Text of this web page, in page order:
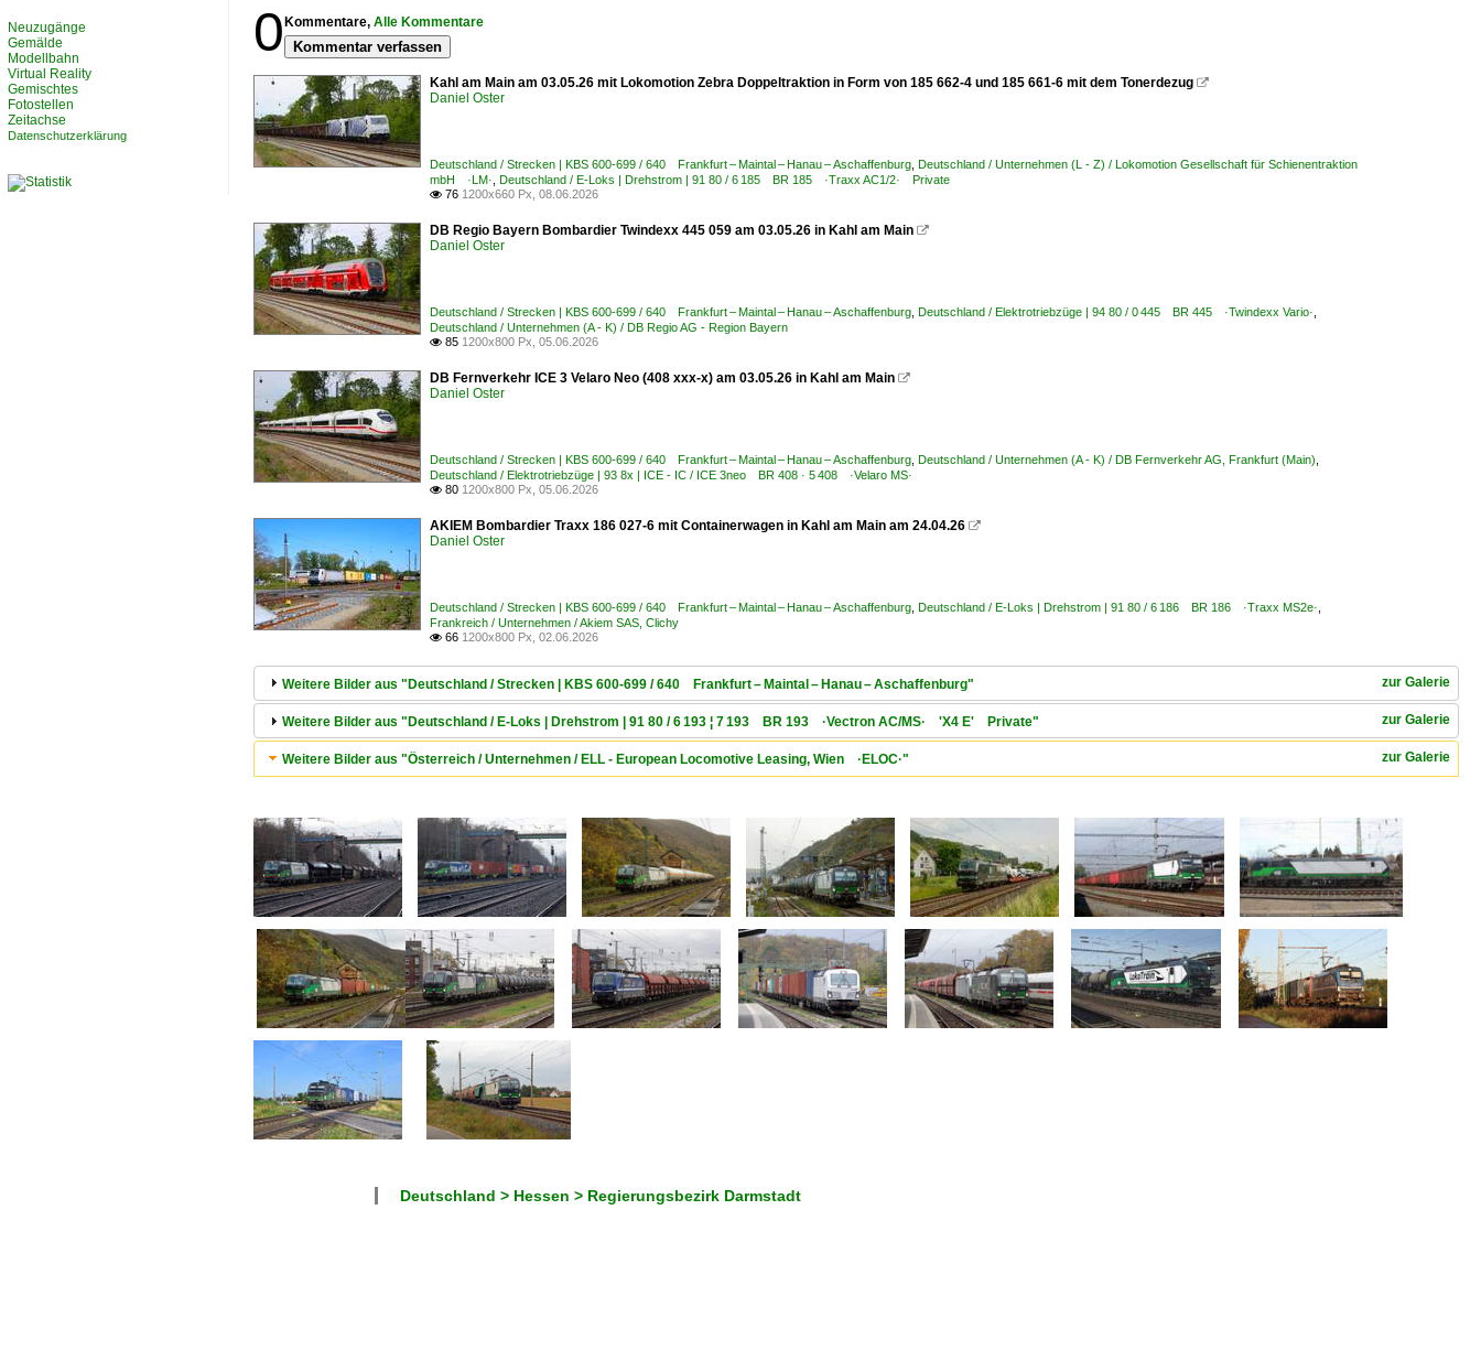
0 Kommentare, Alle Kommentare
Kommentar verfassen
Kahl am Main am 03.05.26 mit Lokomotion Zebra Doppeltraktion in Form von 185 662-4 und 185 661-6 mit dem Tonerdezug 
Daniel Oster
Deutschland / Strecken | KBS 600-699 / 640 Frankfurt – Maintal – Hanau – Aschaffenburg Deutschland / Unternehmen (L - Z) / Lokomotion Gesellschaft für Schienentraktion
mbH ·LM· Deutschland / E-Loks | Drehstrom | 91 80 / 6 185 BR 185 ·Traxx AC1/2· Private
 76 1200x660 Px, 08.06.2026
DB Regio Bayern Bombardier Twindexx 445 059 am 03.05.26 in Kahl am Main 
Daniel Oster
Deutschland / Strecken | KBS 600-699 / 640 Frankfurt – Maintal – Hanau – Aschaffenburg Deutschland / Elektrotriebzüge | 94 80 / 0 445 BR 445 ·Twindexx Vario·
Deutschland / Unternehmen (A - K) / DB Regio AG - Region Bayern
 85 1200x800 Px, 05.06.2026
DB Fernverkehr ICE 3 Velaro Neo (408 xxx-x) am 03.05.26 in Kahl am Main 
Daniel Oster
Deutschland / Strecken | KBS 600-699 / 640 Frankfurt – Maintal – Hanau – Aschaffenburg Deutschland / Unternehmen (A - K) / DB Fernverkehr AG, Frankfurt (Main)
Deutschland / Elektrotriebzüge | 93 8x | ICE - IC / ICE 3neo BR 408 · 5 408 ·Velaro MS·
 80 1200x800 Px, 05.06.2026
AKIEM Bombardier Traxx 186 027-6 mit Containerwagen in Kahl am Main am 24.04.26 
Daniel Oster
Deutschland / Strecken | KBS 600-699 / 640 Frankfurt – Maintal – Hanau – Aschaffenburg Deutschland / E-Loks | Drehstrom | 91 80 / 6 186 BR 186 ·Traxx MS2e·
Frankreich / Unternehmen / Akiem SAS, Clichy
 66 1200x800 Px, 02.06.2026
zur Galerie
Weitere Bilder aus "Deutschland / Strecken | KBS 600-699 / 640 Frankfurt – Maintal – Hanau – Aschaffenburg"
zur Galerie
Weitere Bilder aus "Deutschland / E-Loks | Drehstrom | 91 80 / 6 193 ¦ 7 193 BR 193 ·Vectron AC/MS· 'X4 E' Private"
zur Galerie
Weitere Bilder aus "Österreich / Unternehmen / ELL - European Locomotive Leasing, Wien ·ELOC·"
Deutschland > Hessen > Regierungsbezirk Darmstadt
Neuzugänge
Gemälde
Modellbahn
Virtual Reality
Gemischtes
Fotostellen
Zeitachse
Datenschutzerklärung